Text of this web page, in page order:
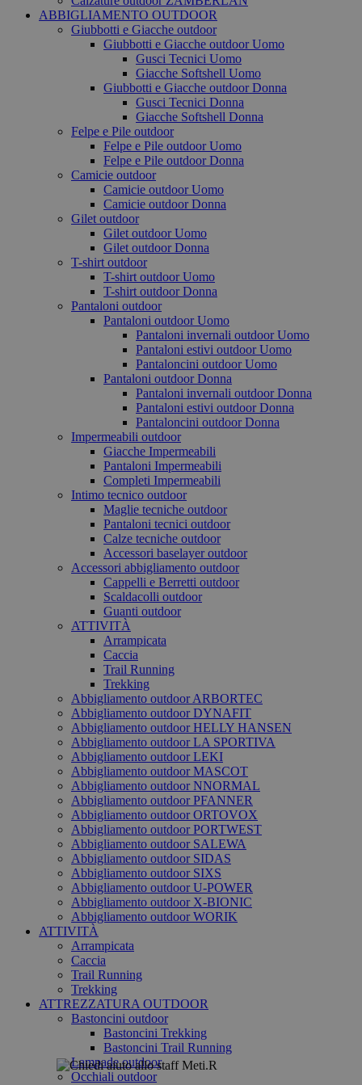
ABBIGLIAMENTO OUTDOOR
Giubbotti e Giacche outdoor
Giubbotti e Giacche outdoor Uomo
Gusci Tecnici Uomo
Giacche Softshell Uomo
Giubbotti e Giacche outdoor Donna
Gusci Tecnici Donna
Giacche Softshell Donna
Felpe e Pile outdoor
Felpe e Pile outdoor Uomo
Felpe e Pile outdoor Donna
Camicie outdoor
Camicie outdoor Uomo
Camicie outdoor Donna
Gilet outdoor
Gilet outdoor Uomo
Gilet outdoor Donna
T-shirt outdoor
T-shirt outdoor Uomo
T-shirt outdoor Donna
Pantaloni outdoor
Pantaloni outdoor Uomo
Pantaloni invernali outdoor Uomo
Pantaloni estivi outdoor Uomo
Pantaloncini outdoor Uomo
Pantaloni outdoor Donna
Pantaloni invernali outdoor Donna
Pantaloni estivi outdoor Donna
Pantaloncini outdoor Donna
Impermeabili outdoor
Giacche Impermeabili
Pantaloni Impermeabili
Completi Impermeabili
Intimo tecnico outdoor
Maglie tecniche outdoor
Pantaloni tecnici outdoor
Calze tecniche outdoor
Accessori baselayer outdoor
Accessori abbigliamento outdoor
Cappelli e Berretti outdoor
Scaldacolli outdoor
Guanti outdoor
ATTIVITÀ
Arrampicata
Caccia
Trail Running
Trekking
Abbigliamento outdoor ARBORTEC
Abbigliamento outdoor DYNAFIT
Abbigliamento outdoor HELLY HANSEN
Abbigliamento outdoor LA SPORTIVA
Abbigliamento outdoor LEKI
Abbigliamento outdoor MASCOT
Abbigliamento outdoor NNORMAL
Abbigliamento outdoor PFANNER
Abbigliamento outdoor ORTOVOX
Abbigliamento outdoor PORTWEST
Abbigliamento outdoor SALEWA
Abbigliamento outdoor SIDAS
Abbigliamento outdoor SIXS
Abbigliamento outdoor U-POWER
Abbigliamento outdoor X-BIONIC
Abbigliamento outdoor WORIK
ATTIVITÀ
Arrampicata
Caccia
Trail Running
Trekking
ATTREZZATURA OUTDOOR
Bastoncini outdoor
Bastoncini Trekking
Bastoncini Trail Running
Lampade outdoor
Occhiali outdoor